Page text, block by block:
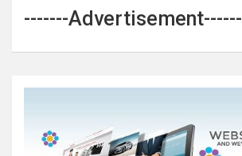
-------Advertisement------